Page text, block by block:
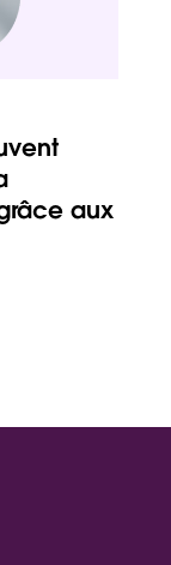
aux